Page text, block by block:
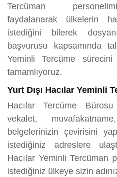
Tercüman
faydalanarak ülkelerin
istediğini bilerek
başvurusu kapsamında
Yeminli Tercüme
tamamlıyoruz.
Yurt Dışı Hacılar Yeminli
Hacılar Tercüme
vekalet,
belgelerinizin çevirisini
istediğiniz adreslere
Hacılar Yeminli Tercüman
istediğiniz ülkeye sizin